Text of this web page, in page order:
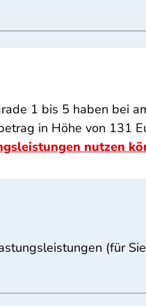
1 bis 5 haben bei
in Höhe von 131
nutzen
(für